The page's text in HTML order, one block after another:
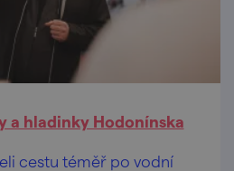
a hladinky Hodonínska
cestu téměř po vodní